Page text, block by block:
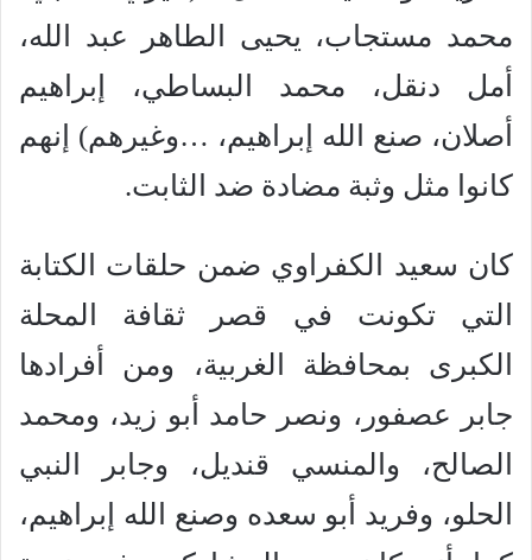
محمد مستجاب، يحيى الطاهر عبد الله،
أمل دنقل، محمد البساطي، إبراهيم
أصلان، صنع الله إبراهيم، …وغيرهم) إنهم
كانوا مثل وثبة مضادة ضد الثابت.
كان سعيد الكفراوي ضمن حلقات الكتابة
التي تكونت في قصر ثقافة المحلة
الكبرى بمحافظة الغربية، ومن أفرادها
جابر عصفور، ونصر حامد أبو زيد، ومحمد
الصالح، والمنسي قنديل، وجابر النبي
الحلو، وفريد أبو سعده وصنع الله إبراهيم،